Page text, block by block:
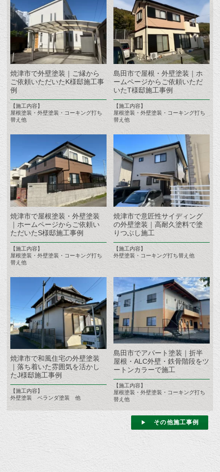
焼津市で外壁塗装｜ご縁から
ご依頼いただいたK様邸施工事
例
【施工内容】
屋根塗装・外壁塗装・コーキング打ち
替え他
島田市で屋根・外壁塗装｜ホ
ームページからご依頼いただ
いたT様邸施工事例
【施工内容】
屋根塗装・外壁塗装・コーキング打ち
替え他
焼津市で屋根塗装・外壁塗装
｜ホームページからご依頼い
ただいたS様邸施工事例
【施工内容】
屋根塗装・外壁塗装・コーキング打ち
替え他
焼津市で意匠性サイディング
の外壁塗装｜高耐久塗料で塗
りつぶし施工
【施工内容】
外壁塗装・コーキング打ち替え他
焼津市で和風住宅の外壁塗装
｜落ち着いた雰囲気を活かし
たJ様邸施工事例
【施工内容】
外壁塗装 ベランダ塗装 他
島田市でアパート塗装｜折半
屋根・ALC外壁・鉄骨階段をツ
ートンカラーで施工
【施工内容】
屋根塗装・外壁塗装・コーキング打ち
替え他
その他施工事例